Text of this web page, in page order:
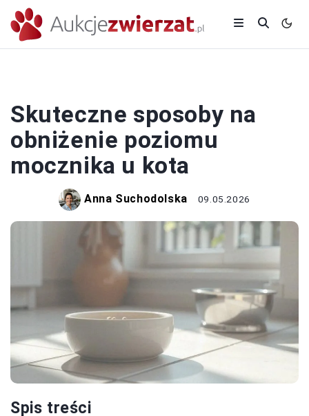
Skuteczne sposoby na
obniżenie poziomu
mocznika u kota
Anna Suchodolska 09.05.2026
Spis treści